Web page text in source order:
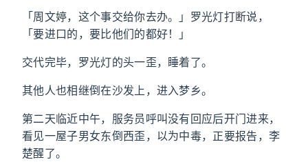
「周文婷，这个事交给你去办。」罗光灯打断说，
「要进口的，要比他们的都好！」
交代完毕，罗光灯的头一歪，睡着了。
其他人也相继倒在沙发上，进入梦乡。
第二天临近中午，服务员呼叫没有回应后开门进来，
看见一屋子男女东倒西歪，以为中毒，正要报告，李
楚醒了。